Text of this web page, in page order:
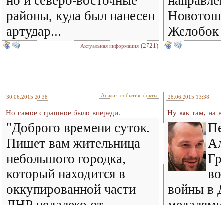
районы, куда был нанесен
артудар...
Актуальная информация (2721)
30.06.2015 20:38 Анализ, события, факты
Но самое страшное было впереди.
"Доброго времени суток.
Пишет вам жительница
небольшого городка,
который находится в
оккупированной части
28.06.2015 13:38
Ну как там, на
войны в